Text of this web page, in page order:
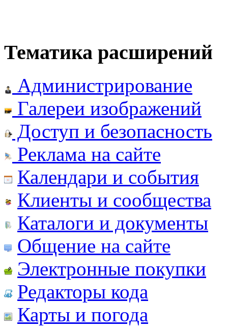
Тематика расширений
Администрирование
Галереи изображений
Доступ и безопасность
Реклама на сайте
Календари и события
Клиенты и сообщества
Каталоги и документы
Общение на сайте
Электронные покупки
Редакторы кода
Карты и погода